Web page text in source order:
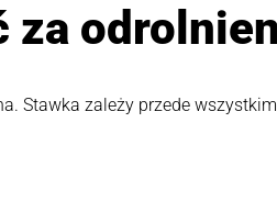
za
Stawka zależy przede